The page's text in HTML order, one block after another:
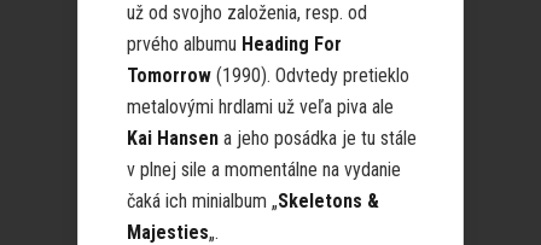
už od svojho založenia, resp. od
prvého albumu Heading For
Tomorrow (1990). Odvtedy pretieklo
metalovými hrdlami už veľa piva ale
Kai Hansen a jeho posádka je tu stále
v plnej sile a momentálne na vydanie
čaká ich minialbum „Skeletons &
Majesties„.